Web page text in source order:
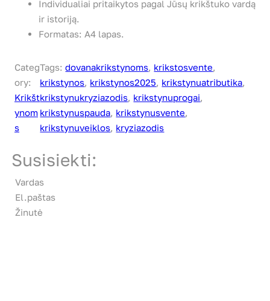
Individualiai pritaikytos pagal Jūsų krikštuko vardą
ir istoriją.
Formatas: A4 lapas.
Categ
ory:
Krikšt
ynom
s
Tags:dovanakrikstynoms, krikstosvente
krikstynos, krikstynos2025, krikstynuatributika
krikstynukryziazodis, krikstynuprogai
krikstynuspauda, krikstynusvente
krikstynuveiklos, kryziazodis
Susisiekti:
Vardas
El.paštas
Žinutė